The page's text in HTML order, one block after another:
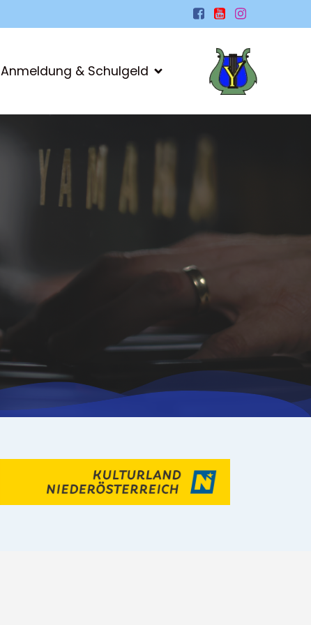
Anmeldung & Schulgeld